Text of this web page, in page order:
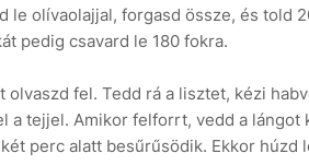
le olívaolajjal, forgasd össze, és told
pedig csavard le 180 fokra.
olvaszd fel. Tedd rá a lisztet, kézi
a tejjel. Amikor felforrt, vedd a
perc alatt besűrűsödik. Ekkor húzd